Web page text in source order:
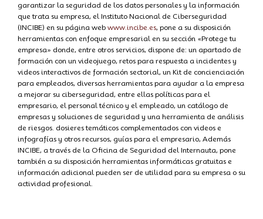
garantizar la seguridad de los datos personales y la información
que trata su empresa, el Instituto Nacional de Ciberseguridad
(INCIBE) en su página web www.incibe.es, pone a su disposición
herramientas con enfoque empresarial en su sección «Protege tu
empresa» donde, entre otros servicios, dispone de: un apartado de
formación con un videojuego, retos para respuesta a incidentes y
videos interactivos de formación sectorial, un Kit de concienciación
para empleados, diversas herramientas para ayudar a la empresa
a mejorar su ciberseguridad, entre ellas políticas para el
empresario, el personal técnico y el empleado, un catálogo de
empresas y soluciones de seguridad y una herramienta de análisis
de riesgos. dosieres temáticos complementados con videos e
infografías y otros recursos, guías para el empresario, Además
INCIBE, a través de la Oficina de Seguridad del Internauta, pone
también a su disposición herramientas informáticas gratuitas e
información adicional pueden ser de utilidad para su empresa o su
actividad profesional.